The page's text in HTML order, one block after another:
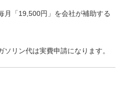
「19,500円」を会社が補助する
リン代は実費申請になります。